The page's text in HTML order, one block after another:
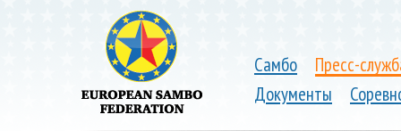
Самбо
Пресс-
Документы